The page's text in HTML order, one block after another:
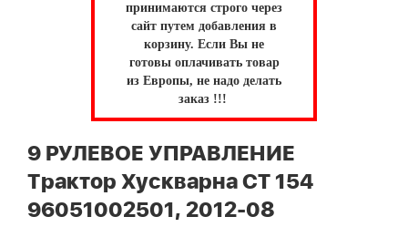
принимаются строго через
сайт путем добавления в
корзину. Если Вы не
готовы оплачивать товар
из Европы, не надо делать
заказ !!!
9 РУЛЕВОЕ УПРАВЛЕНИЕ
Трактор Хускварна CT 154
96051002501, 2012-08